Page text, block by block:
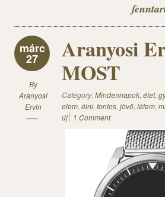
márc
27
By
Aranyosi
Ervin
Aranyosi
MOST
Category:Mindennapok, élet,
elem, élni, fontos, jövő, létem,
új
1 Comment